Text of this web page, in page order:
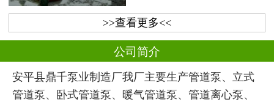
>>查看更多<<
公司简介
安平县鼎千泵业制造厂我厂主要生产管道泵、立式
管道泵、卧式管道泵、暖气管道泵、管道离心泵、